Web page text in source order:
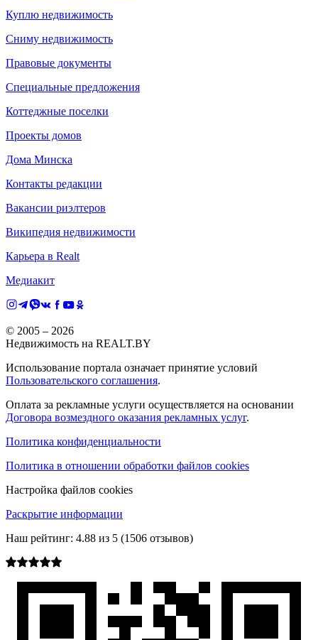
Куплю недвижимость
Сниму недвижимость
Правовые документы
Специальные предложения
Коттеджные поселки
Проекты домов
Дома Минска
Контакты редакции
Вакансии риэлтеров
Википедия недвижимости
Карьера в Realt
Медиакит
© 2005 – 2026
Недвижимость на REALT.BY
Использование портала означает принятие условий
Пользовательского соглашения.
Оплата за рекламные услуги осуществляется на основании
Договора возмездного оказания рекламных услуг.
Политика конфиденциальности
Политика в отношении обработки файлов cookies
Настройка файлов cookies
Раскрытие информации
Наш рейтинг: 4.88 из 5 (1506 отзывов)